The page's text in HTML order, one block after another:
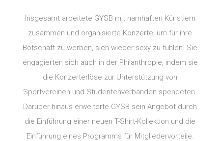
Insgesamt arbeitete GYSB mit namhaften Künstlern
zusammen und organisierte Konzerte, um für ihre
Botschaft zu werben, sich wieder sexy zu fühlen. Sie
engagierten sich auch in der Philanthropie, indem sie
die Konzerterlöse zur Unterstützung von
Sportvereinen und Studentenverbänden spendeten.
Darüber hinaus erweiterte GYSB sein Angebot durch
die Einführung einer neuen T-Shirt-Kollektion und die
Einführung eines Programms für Mitgliedervorteile.